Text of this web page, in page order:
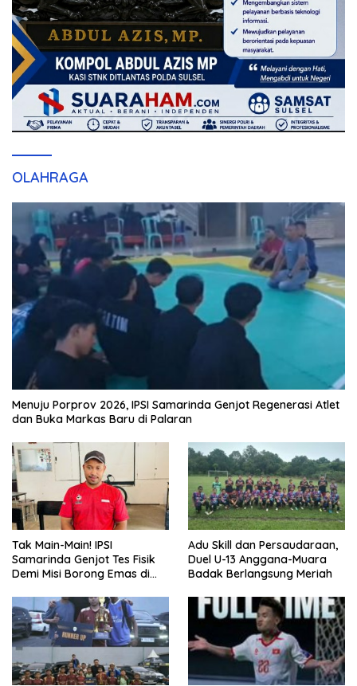
OLAHRAGA
Menuju Porprov 2026, IPSI Samarinda Genjot Regenerasi Atlet
dan Buka Markas Baru di Palaran
Tak Main-Main! IPSI
Samarinda Genjot Tes Fisik
Demi Misi Borong Emas di
Adu Skill dan Persaudaraan,
Duel U-13 Anggana-Muara
Badak Berlangsung Meriah